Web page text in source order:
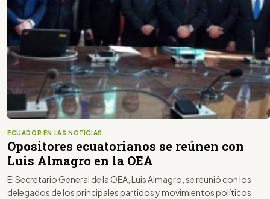
ECUADOR EN LAS NOTICIAS
Opositores ecuatorianos se reúnen con
Luis Almagro en la OEA
El Secretario General de la OEA, Luis Almagro, se reunió con los
delegados de los principales partidos y movimientos políticos